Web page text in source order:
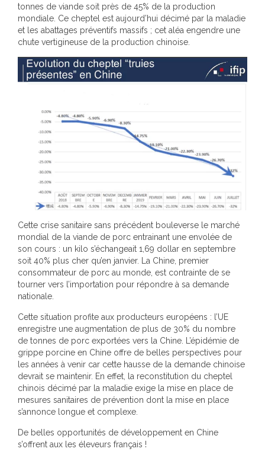
tonnes de viande soit près de 45% de la production
mondiale. Ce cheptel est aujourd’hui décimé par la maladie
et les abattages préventifs massifs ; cet aléa engendre une
chute vertigineuse de la production chinoise.
Cette crise sanitaire sans précédent bouleverse le marché
mondial de la viande de porc entrainant une envolée de
son cours : un kilo s’échangeait 1,69 dollar en septembre
soit 40% plus cher qu’en janvier. La Chine, premier
consommateur de porc au monde, est contrainte de se
tourner vers l’importation pour répondre à sa demande
nationale.
Cette situation profite aux producteurs européens : l’UE
enregistre une augmentation de plus de 30% du nombre
de tonnes de porc exportées vers la Chine. L’épidémie de
grippe porcine en Chine offre de belles perspectives pour
les années à venir car cette hausse de la demande chinoise
devrait se maintenir. En effet, la reconstitution du cheptel
chinois décimé par la maladie exige la mise en place de
mesures sanitaires de prévention dont la mise en place
s’annonce longue et complexe.
De belles opportunités de développement en Chine
s’offrent aux les éleveurs français !